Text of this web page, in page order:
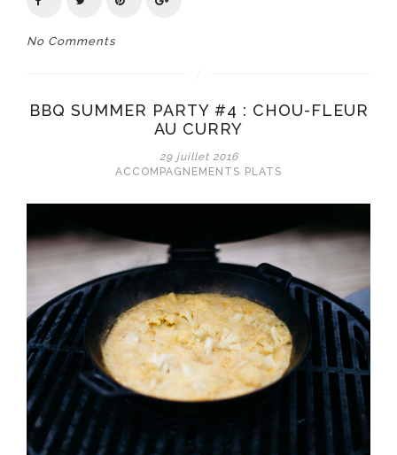
No Comments
BBQ SUMMER PARTY #4 : CHOU-FLEUR
AU CURRY
29 juillet 2016
ACCOMPAGNEMENTS PLATS